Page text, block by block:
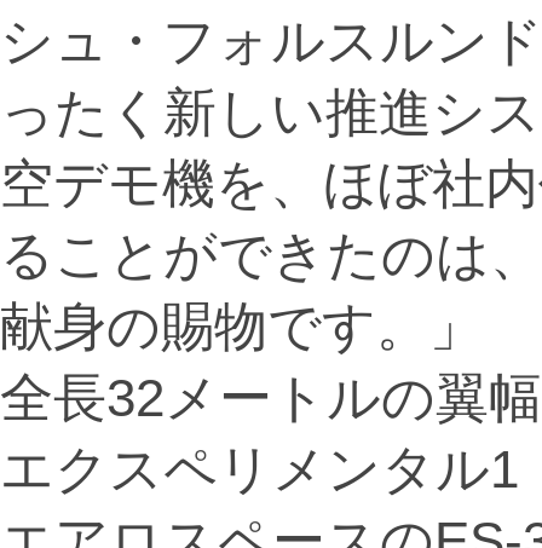
シュ・フォルスルン
ったく新しい推進シ
空デモ機を、ほぼ社
ることができたのは
献身の賜物です。」
全長32メートルの翼
エクスペリメンタル1